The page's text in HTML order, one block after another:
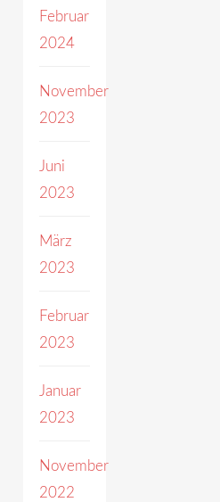
Februar
2024
November
2023
Juni
2023
März
2023
Februar
2023
Januar
2023
November
2022